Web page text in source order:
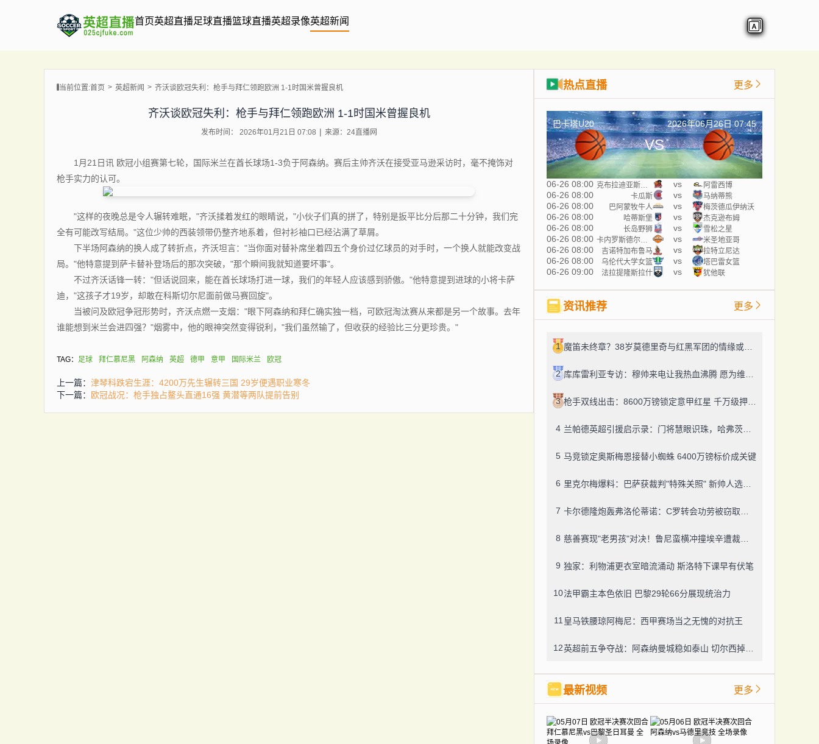
首页英超直播足球直播篮球直播英超录像英超新闻
当前位置:首页 英超新闻 齐沃谈欧冠失利：枪手与拜仁领跑欧洲 1-1时国米曾握良机
齐沃谈欧冠失利：枪手与拜仁领跑欧洲 1-1时国米曾握良机
发布时间： 2026年01月21日 07:08 来源：24直播网
1月21日讯 欧冠小组赛第七轮，国际米兰在酋长球场1-3负于阿森纳。赛后主帅齐沃在接受亚马逊采访时，毫不掩饰对
枪手实力的认可。
"这样的夜晚总是令人辗转难眠，"齐沃揉着发红的眼睛说，"小伙子们真的拼了，特别是扳平比分后那二十分钟，我们完
全有可能改写结局。"这位少帅的西装领带仍整齐地系着，但衬衫袖口已经沾满了草屑。
下半场阿森纳的换人成了转折点，齐沃坦言："当你面对替补席坐着四五个身价过亿球员的对手时，一个换人就能改变战
局。"他特意提到萨卡替补登场后的那次突破，"那个瞬间我就知道要坏事"。
不过齐沃话锋一转："但话说回来，能在酋长球场打进一球，我们的年轻人应该感到骄傲。"他特意提到进球的小将卡萨
迪，"这孩子才19岁，却敢在科斯切尔尼面前做马赛回旋"。
当被问及欧冠争冠形势时，齐沃点燃一支烟："眼下阿森纳和拜仁确实独一档，可欧冠淘汰赛从来都是另一个故事。去年
谁能想到米兰会进四强？"烟雾中，他的眼神突然变得锐利，"我们虽然输了，但收获的经验比三分更珍贵。"
TAG： 足球 拜仁慕尼黑 阿森纳 英超 德甲 意甲 国际米兰 欧冠
上一篇： 津琴科跌宕生涯：4200万先生辗转三国 29岁便遇职业寒冬
下一篇：
欧冠战况：枪手独占鳌头直通16强 黄潜等两队提前告别
热点直播 更多
巴卡塔U20 2026年06月26日 07:45
VS
06-26 08:00 vs 阿雷西博
06-26 08:00 卡瓜斯 vs 马纳蒂熊
06-26 08:00 巴阿蒙牧牛人 vs 梅茨德瓜伊纳沃
06-26 08:00 哈蒂斯堡 vs 杰克逊布姆
06-26 08:00 长岛野狮 vs 雪松之星
06-26 08:00 vs 米圣地亚哥
06-26 08:00 吉诺特加布鲁马 vs 拉特立尼达
06-26 08:00 乌伦代大学女篮 vs 塔巴雷女篮
06-26 09:00 法拉提隆斯拉什 vs 犹他联
资讯推荐 更多
1
2
3
4
5 马竞锁定奥斯梅恩接替小蜘蛛 6400万镑标价成关键
6
7
8
9 独家：利物浦更衣室暗流涌动 斯洛特下课早有伏笔
10法甲霸主本色依旧 巴黎29轮66分展现统治力
11 皇马铁腰琼阿梅尼：西甲赛场当之无愧的对抗王
12
最新视频 更多